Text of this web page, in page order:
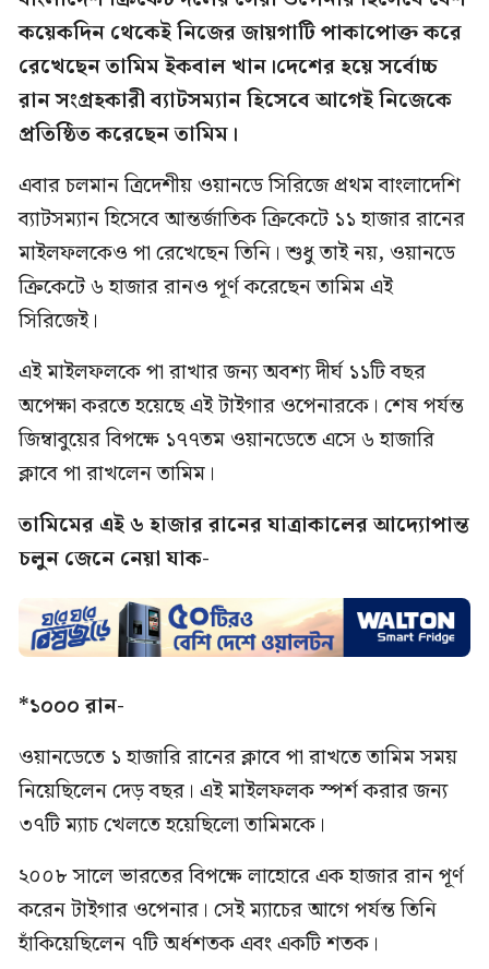
কয়েকদিন থেকেই নিজের জায়গাটি পাকাপোক্ত করে
রেখেছেন তামিম ইকবাল খান।দেশের হয়ে সর্বোচ্চ
রান সংগ্রহকারী ব্যাটসম্যান হিসেবে আগেই নিজেকে
প্রতিষ্ঠিত করেছেন তামিম।
এবার চলমান ত্রিদেশীয় ওয়ানডে সিরিজে প্রথম বাংলাদেশি
ব্যাটসম্যান হিসেবে আন্তর্জাতিক ক্রিকেটে ১১ হাজার রানের
মাইলফলকেও পা রেখেছেন তিনি। শুধু তাই নয়, ওয়ানডে
ক্রিকেটে ৬ হাজার রানও পূর্ণ করেছেন তামিম এই
সিরিজেই।
এই মাইলফলকে পা রাখার জন্য অবশ্য দীর্ঘ ১১টি বছর
অপেক্ষা করতে হয়েছে এই টাইগার ওপেনারকে। শেষ পর্যন্ত
জিম্বাবুয়ের বিপক্ষে ১৭৭তম ওয়ানডেতে এসে ৬ হাজারি
ক্লাবে পা রাখলেন তামিম।
তামিমের এই ৬ হাজার রানের যাত্রাকালের আদ্যোপান্ত
চলুন জেনে নেয়া যাক-
*১০০০ রান-
ওয়ানডেতে ১ হাজারি রানের ক্লাবে পা রাখতে তামিম সময়
নিয়েছিলেন দেড় বছর। এই মাইলফলক স্পর্শ করার জন্য
৩৭টি ম্যাচ খেলতে হয়েছিলো তামিমকে।
২০০৮ সালে ভারতের বিপক্ষে লাহোরে এক হাজার রান পূর্ণ
করেন টাইগার ওপেনার। সেই ম্যাচের আগে পর্যন্ত তিনি
হাঁকিয়েছিলেন ৭টি অর্ধশতক এবং একটি শতক।